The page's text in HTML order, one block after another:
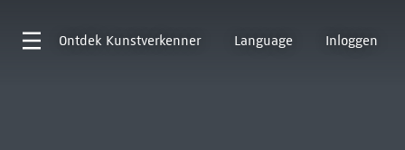
Ontdek Kunstverkenner Language Inloggen